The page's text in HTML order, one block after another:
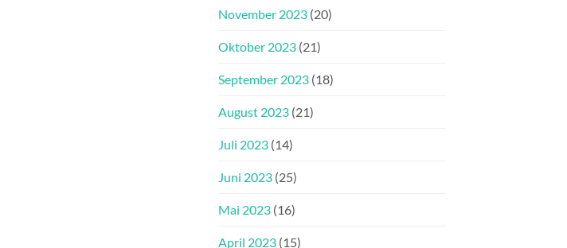
November 2023 (20)
Oktober 2023 (21)
September 2023 (18)
August 2023 (21)
Juli 2023 (14)
Juni 2023 (25)
Mai 2023 (16)
April 2023 (15)